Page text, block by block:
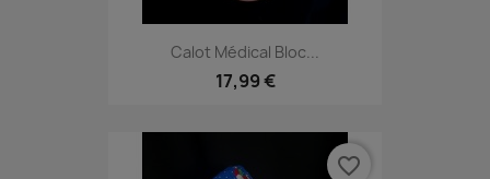
Calot Médical Bloc...
17,99 €
favorite_border